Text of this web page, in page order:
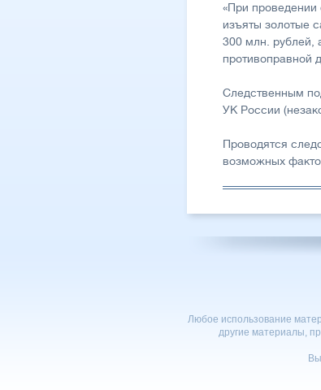
«При
изъяты золотые
300 млн. рублей,
противоправной
Следственным
УК России
Проводятся
возможных
Любое использование
другие материалы,